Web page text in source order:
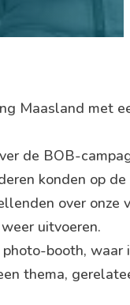
Maasland met
de BOB-
konden op
over onze
uitvoeren.
booth,
thema,